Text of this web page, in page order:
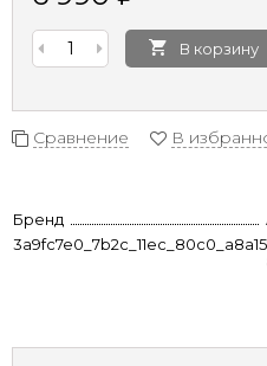
В корзину
Сравнение В
Бренд